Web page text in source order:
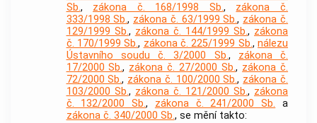
Sb., zákona č. 168/1998 Sb., zákona č.
333/1998 Sb., zákona č. 63/1999 Sb., zákona č.
129/1999 Sb., zákona č. 144/1999 Sb., zákona
č. 170/1999 Sb., zákona č. 225/1999 Sb.,nálezu
Ústavního soudu č. 3/2000 Sb., zákona č.
17/2000 Sb., zákona č. 27/2000 Sb., zákona č.
72/2000 Sb., zákona č. 100/2000 Sb., zákona č.
103/2000 Sb., zákona č. 121/2000 Sb., zákona
č. 132/2000 Sb., zákona č. 241/2000 Sb. a
zákona č. 340/2000 Sb., se mění takto: